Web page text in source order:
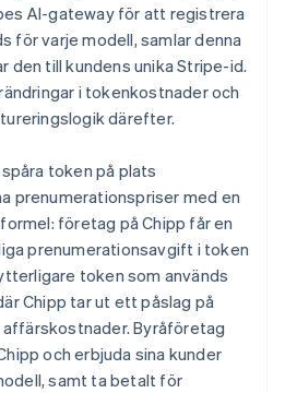
AI-gateway för att registrera
för varje modell, samlar denna
den till kundens unika Stripe-id.
i tokenkostnader och
därefter.
token på plats
prenumerationspriser med en
företag på Chipp får en
prenumerationsavgift i token
token som används
Chipp tar ut ett påslag på
Byråföretag
och erbjuda sina kunder
samt ta betalt för